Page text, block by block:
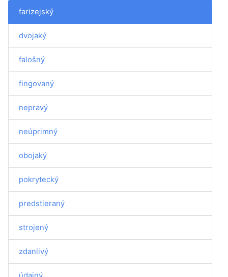
farizejský
dvojaký
falošný
fingovaný
nepravý
neúprimný
obojaký
pokrytecký
predstieraný
strojený
zdanlivý